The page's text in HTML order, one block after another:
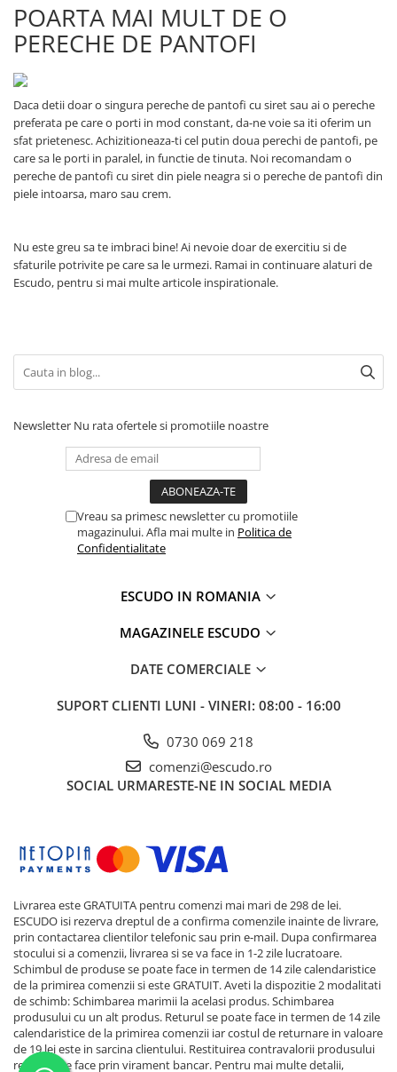
POARTA MAI MULT DE O
PERECHE DE PANTOFI
Daca detii doar o singura pereche de pantofi cu siret sau ai o pereche
preferata pe care o porti in mod constant, da-ne voie sa iti oferim un
sfat prietenesc. Achizitioneaza-ti cel putin doua perechi de pantofi, pe
care sa le porti in paralel, in functie de tinuta. Noi recomandam o
pereche de pantofi cu siret din piele neagra si o pereche de pantofi din
piele intoarsa, maro sau crem.
Nu este greu sa te imbraci bine! Ai nevoie doar de exercitiu si de
sfaturile potrivite pe care sa le urmezi. Ramai in continuare alaturi de
Escudo, pentru si mai multe articole inspirationale.
Newsletter Nu rata ofertele si promotiile noastre
Vreau sa primesc newsletter cu promotiile
magazinului. Afla mai multe in Politica de
Confidentialitate
ESCUDO IN ROMANIA
MAGAZINELE ESCUDO
DATE COMERCIALE
SUPORT CLIENTI LUNI - VINERI: 08:00 - 16:00
0730 069 218
comenzi@escudo.ro
SOCIAL URMARESTE-NE IN SOCIAL MEDIA
Livrarea este GRATUITA pentru comenzi mai mari de 298 de lei.
ESCUDO isi rezerva dreptul de a confirma comenzile inainte de livrare,
prin contactarea clientilor telefonic sau prin e-mail. Dupa confirmarea
stocului si a comenzii, livrarea si se va face in 1-2 zile lucratoare.
Schimbul de produse se poate face in termen de 14 zile calendaristice
de la primirea comenzii si este GRATUIT. Aveti la dispozitie 2 modalitati
de schimb: Schimbarea marimii la acelasi produs. Schimbarea
produsului cu un alt produs. Returul se poate face in termen de 14 zile
calendaristice de la primirea comenzii iar costul de returnare in valoare
de 19 lei este in sarcina clientului. Restituirea contravalorii produsului
returnat se face prin virament bancar. Pentru mai multe detalii,